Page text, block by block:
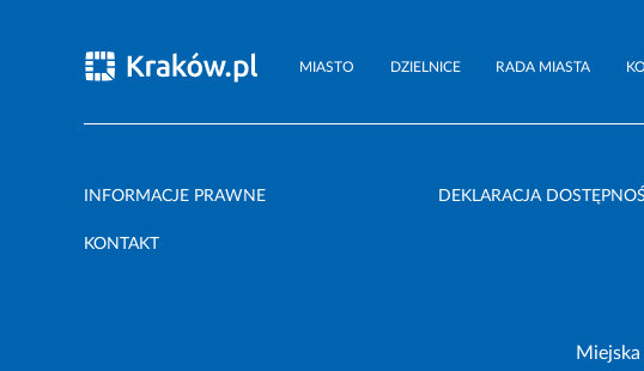
MIASTO DZIELNICE RADA MIASTA
INFORMACJE PRAWNE DEKLARACJA
KONTAKT